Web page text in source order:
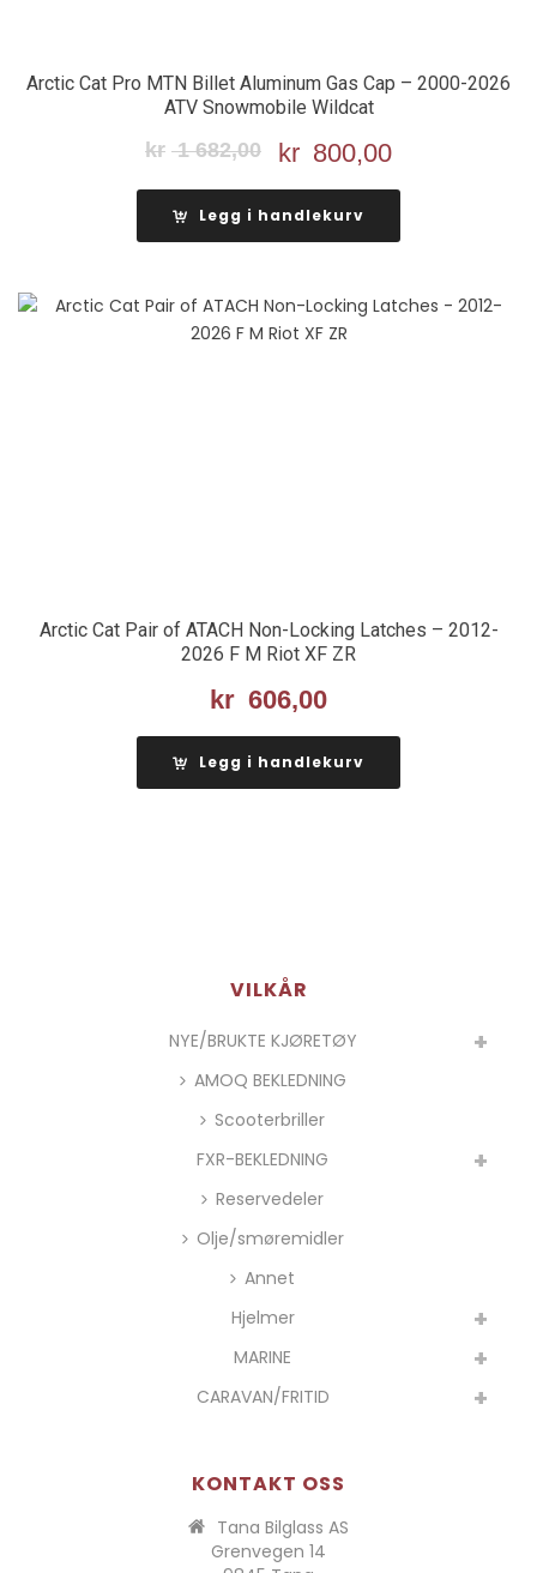
Arctic Cat Pro MTN Billet Aluminum Gas Cap – 2000-2026
ATV Snowmobile Wildcat
kr 1 682,00
Opprinnelig
pris
var:
kr 1
kr 800,00Nåværende
pris
kr 800,00.
Legg i handlekurv
Arctic Cat Pair of ATACH Non-Locking Latches – 2012-
2026 F M Riot XF ZR
kr 606,00
Legg i handlekurv
VILKÅR
NYE/BRUKTE KJØRETØY
AMOQ BEKLEDNING
Scooterbriller
FXR-BEKLEDNING
Reservedeler
Olje/smøremidler
Annet
Hjelmer
MARINE
CARAVAN/FRITID
KONTAKT OSS
Tana Bilglass AS
Grenvegen 14